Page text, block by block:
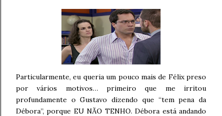
Particularmente, eu queria um pouco mais de Félix preso
por vários motivos… primeiro que me irritou
profundamente o Gustavo dizendo que “tem pena da
Débora”, porque EU NÃO TENHO. Débora está andando